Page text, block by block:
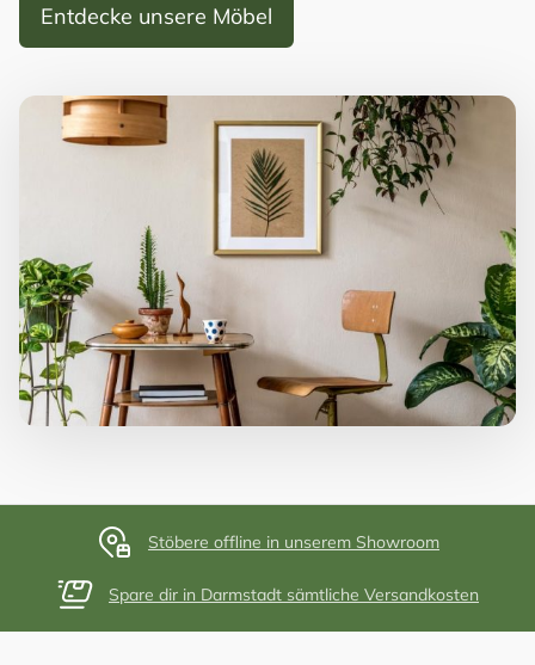
Entdecke unsere Möbel
Stöbere offline in unserem Showroom
Spare dir in Darmstadt sämtliche Versandkosten